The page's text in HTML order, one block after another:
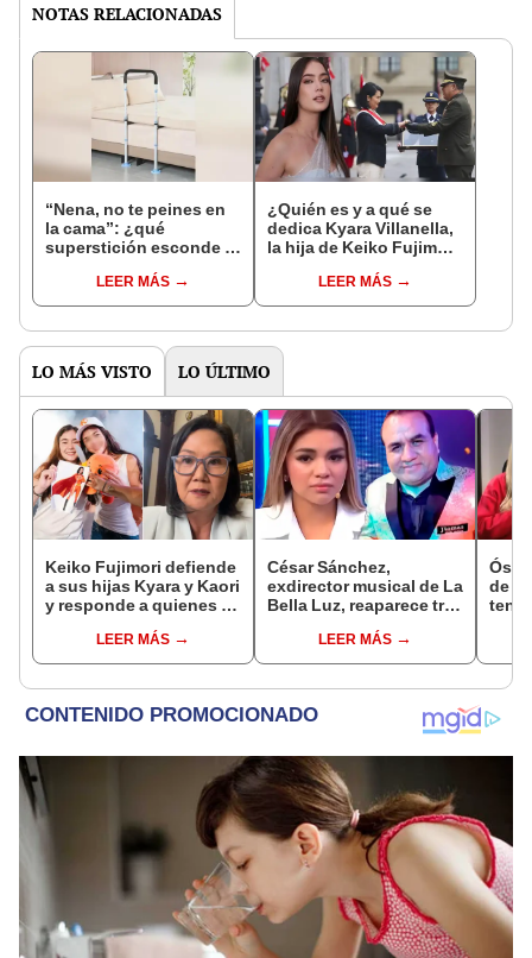
NOTAS RELACIONADAS
“Nena, no te peines en
la cama”: ¿qué
superstición esconde la
Enanitos Verdes?
LEER MÁS
¿Quién es y a qué se
dedica Kyara Villanella,
la hija de Keiko Fujimori
nivel nacional?
LEER MÁS
LO MÁS VISTO LO ÚLTIMO
Keiko Fujimori defiende
a sus hijas Kyara y Kaori
y responde a quienes la
“No pueden decirme”
LEER MÁS
César Sánchez,
exdirector musical de La
Bella Luz, reaparece tras
Saldaña con polémico
pedido: "Pido respetar
LEER MÁS
de